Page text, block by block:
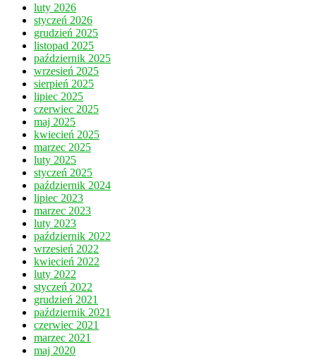
luty 2026
styczeń 2026
grudzień 2025
listopad 2025
październik 2025
wrzesień 2025
sierpień 2025
lipiec 2025
czerwiec 2025
maj 2025
kwiecień 2025
marzec 2025
luty 2025
styczeń 2025
październik 2024
lipiec 2023
marzec 2023
luty 2023
październik 2022
wrzesień 2022
kwiecień 2022
luty 2022
styczeń 2022
grudzień 2021
październik 2021
czerwiec 2021
marzec 2021
maj 2020